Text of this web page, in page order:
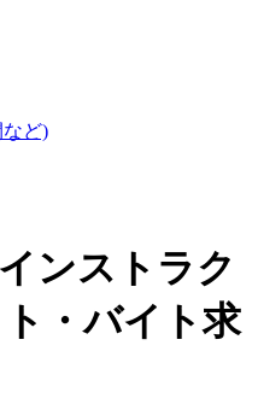
ど)
ンストラク
・バイト求